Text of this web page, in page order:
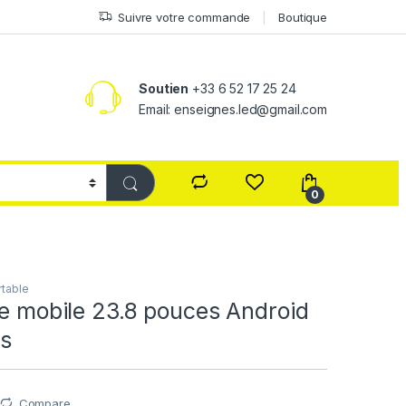
Suivre votre commande Boutique
Soutien +33 6 52 17 25 24
Email: enseignes.led@gmail.com
0
mobile 23.8 pouces Android